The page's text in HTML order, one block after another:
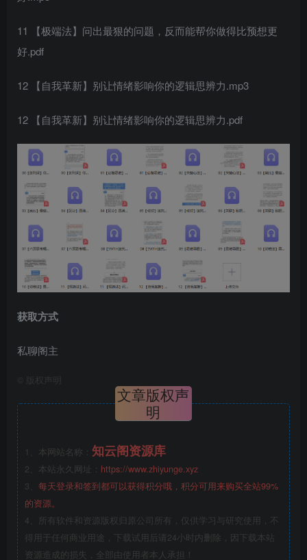
11 【极端法】问出最狠的问题，反而能帮你做得比预想更
好.pdf
12 【自我革新】别让情绪影响你的逻辑思辨力.mp3
12 【自我革新】别让情绪影响你的逻辑思辨力.pdf
获取方式
私聊阁主
版权声明
文章版权声
明
1、本网站名称： 知云阁资源库
2、本站永久网址： https://www.zhiyunge.xyz
3、 每天登录和签到都可以获得积分哦，积分可用来购买全站99%
的资源。
4、所有软件和资源版权归原公司所有，仅供学习与研究使用，不
得用于任何商业用途，下载试用后请24小时内删除，因下载本站
资源造成的损失，全部由使用者本人承担！